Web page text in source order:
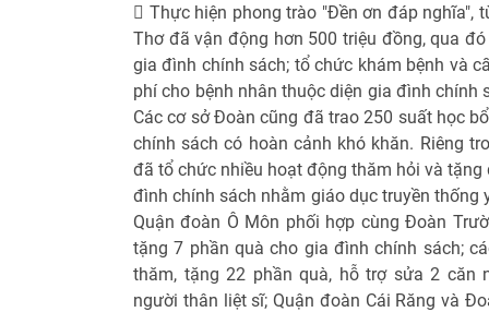
 Thực hiện phong trào "Đền ơn đáp nghĩa",
Thơ đã vận động hơn 500 triệu đồng, qua
gia đình chính sách; tổ chức khám bệnh và
phí cho bệnh nhân thuộc diện gia đình chính
Các cơ sở Đoàn cũng đã trao 250 suất học
chính sách có hoàn cảnh khó khăn. Riêng
đã tổ chức nhiều hoạt động thăm hỏi và tặng
đình chính sách nhằm giáo dục truyền thống
Quận đoàn Ô Môn phối hợp cùng Đoàn
tặng 7 phần quà cho gia đình chính sách;
thăm, tặng 22 phần quà, hỗ trợ sửa 2 căn
người thân liệt sĩ; Quận đoàn Cái Răng và